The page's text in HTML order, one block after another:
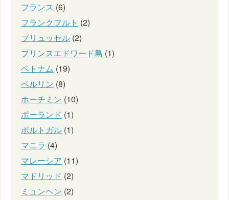
フランス (6)
フランクフルト (2)
ブリュッセル (2)
プリンスエドワード島 (1)
ベトナム (19)
ベルリン (8)
ホーチミン (10)
ポーランド (1)
ポルトガル (1)
マニラ (4)
マレーシア (11)
マドリッド (2)
ミュンヘン (2)